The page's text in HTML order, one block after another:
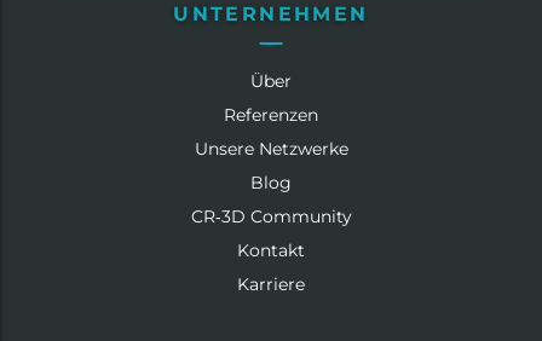
UNTERNEHMEN
Über
Referenzen
Unsere Netzwerke
Blog
CR‑3D Community
Kontakt
Karriere